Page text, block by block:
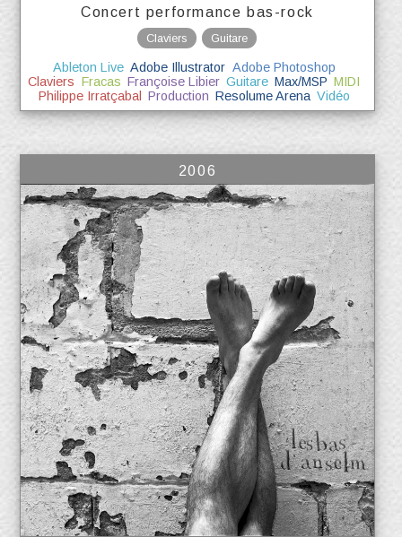
Concert performance bas-rock
Claviers Guitare
Ableton Live Adobe Illustrator Adobe Photoshop
Claviers Fracas Françoise Libier Guitare Max/MSP MIDI
Philippe Irratçabal
Production Resolume Arena Vidéo
2006